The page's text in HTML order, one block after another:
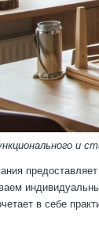
и
в себе